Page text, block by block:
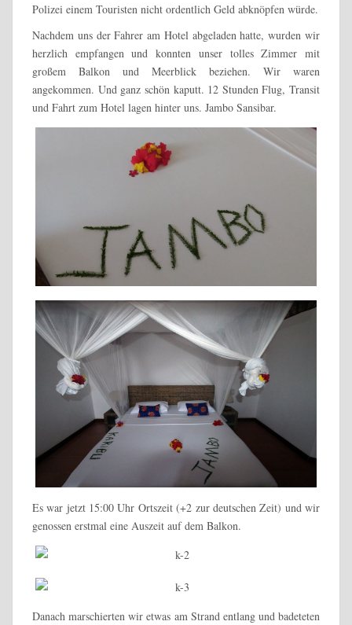
Polizei einem Touristen nicht ordentlich Geld abknöpfen würde.
Nachdem uns der Fahrer am Hotel abgeladen hatte, wurden wir
herzlich empfangen und konnten unser tolles Zimmer mit
großem Balkon und Meerblick beziehen. Wir waren
angekommen. Und ganz schön kaputt. 12 Stunden Flug, Transit
und Fahrt zum Hotel lagen hinter uns. Jambo Sansibar.
Es war jetzt 15:00 Uhr Ortszeit (+2 zur deutschen Zeit) und wir
genossen erstmal eine Auszeit auf dem Balkon.
Danach marschierten wir etwas am Strand entlang und badeteten